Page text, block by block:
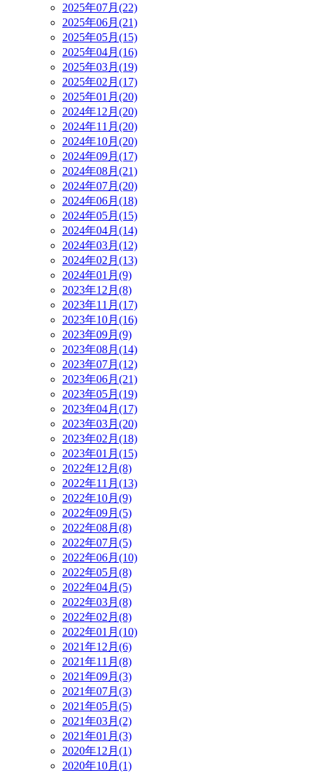
2025年07月(22)
2025年06月(21)
2025年05月(15)
2025年04月(16)
2025年03月(19)
2025年02月(17)
2025年01月(20)
2024年12月(20)
2024年11月(20)
2024年10月(20)
2024年09月(17)
2024年08月(21)
2024年07月(20)
2024年06月(18)
2024年05月(15)
2024年04月(14)
2024年03月(12)
2024年02月(13)
2024年01月(9)
2023年12月(8)
2023年11月(17)
2023年10月(16)
2023年09月(9)
2023年08月(14)
2023年07月(12)
2023年06月(21)
2023年05月(19)
2023年04月(17)
2023年03月(20)
2023年02月(18)
2023年01月(15)
2022年12月(8)
2022年11月(13)
2022年10月(9)
2022年09月(5)
2022年08月(8)
2022年07月(5)
2022年06月(10)
2022年05月(8)
2022年04月(5)
2022年03月(8)
2022年02月(8)
2022年01月(10)
2021年12月(6)
2021年11月(8)
2021年09月(3)
2021年07月(3)
2021年05月(5)
2021年03月(2)
2021年01月(3)
2020年12月(1)
2020年10月(1)